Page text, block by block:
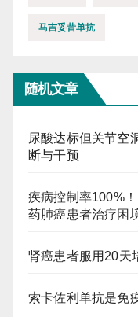
马吉妥昔单抗
随机文章
尿酸达标但关节空
断与干预
疾病控制率100%
药肺癌患者治疗困
肾癌患者服用20天
索卡佐利单抗是免